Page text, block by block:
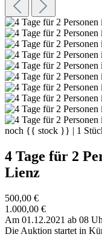
noch {{ stock }} | 1
4 Tage für 2
Lienz
500,00 €
1.000,00 €
Am 01.12.2021 ab 08
Die Auktion startet in